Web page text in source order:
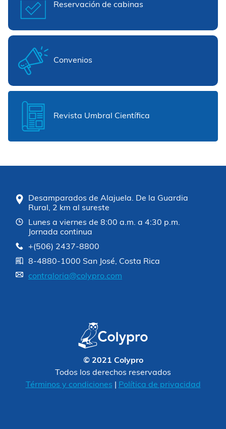
Reservación de cabinas
Convenios
Revista Umbral Científica
Desamparados de Alajuela. De la Guardia
Rural, 2 km al sureste
Lunes a viernes de 8:00 a.m. a 4:30 p.m.
Jornada continua
+(506) 2437-8800
8-4880-1000 San José, Costa Rica
contraloria@colypro.com
© 2021 Colypro
Todos los derechos reservados
Términos y condiciones
Política de privacidad